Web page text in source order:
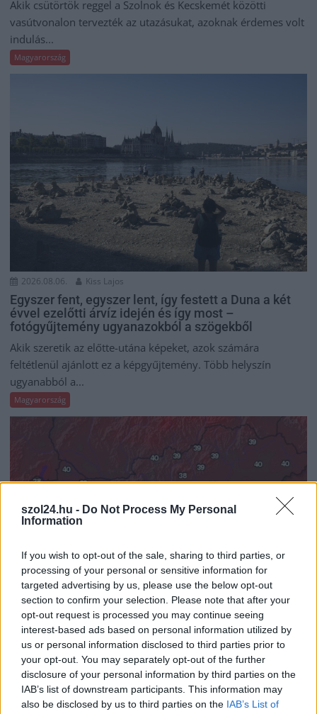
szol24.hu - Do Not Process My Personal
Information
If you wish to opt-out of the sale, sharing to third parties, or
processing of your personal or sensitive information for
targeted advertising by us, please use the below opt-out
section to confirm your selection. Please note that after your
opt-out request is processed you may continue seeing
interest-based ads based on personal information utilized by
us or personal information disclosed to third parties prior to
your opt-out. You may separately opt-out of the further
disclosure of your personal information by third parties on the
IAB’s list of downstream participants. This information may
also be disclosed by us to third parties on the IAB’s List of
Akik csütörtök reggel a Szolnok és Kecskemét közötti
vasútvonalon tervezték az utazásukat, azoknak érdemes volt
indulás...
Magyarország
2026.08.06. Kiss Lajos
Egyszer fent, egyszer lent, így festett a Duna a két
évvel ezelőtti árvíz idején és így most –
fotógyűjtemény ugyanazokból a szögekből
Akik szeretik az előtte-utána képeket, azok számára
feltétlenül ajánlott ez a képgyűjtemény. Több helyszín
ugyanabból a...
Magyarország
2026.08.05. Kiss Lajos
Nem biztató: a hétvégi kisebb felfrissülés után jövő
héten megint visszatér a forróság, újra rekkenő
hőség jön, akár 38 fokokkal
Máris körvonalazódik, hogy csak rövid lélegzetvételnyi időnk
lesz az egyébként sem túl intenzív felfrissülésre (ami